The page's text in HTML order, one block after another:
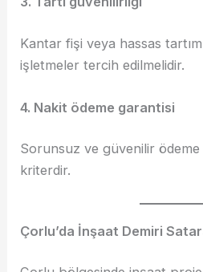
Kantar fişi veya hassas
işletmeler tercih edilmelidir.
4. Nakit ödeme garantisi
Sorunsuz ve güvenilir ödeme
kriterdir.
Çorlu’da İnşaat Demiri